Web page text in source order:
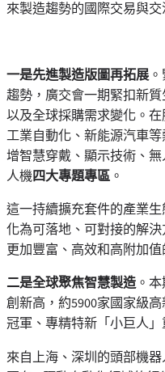
來製造趨勢的國際交易與交
一是先進製造版圖再拓展。
趨勢，廣交會一期緊扣新
以及全球採購需求變化。
工業自動化、新能源汽車
增智慧穿戴、顯示技術、
人機四大專題專區 。
這一持續擴充套件的產業
化為可落地、可對接的解
更加豐富、高效和高附加值
二是全球聚焦智慧製造。
創新高，約5900家國家級
冠軍、專精特新「小巨人」
來自上海、深圳的頭部機